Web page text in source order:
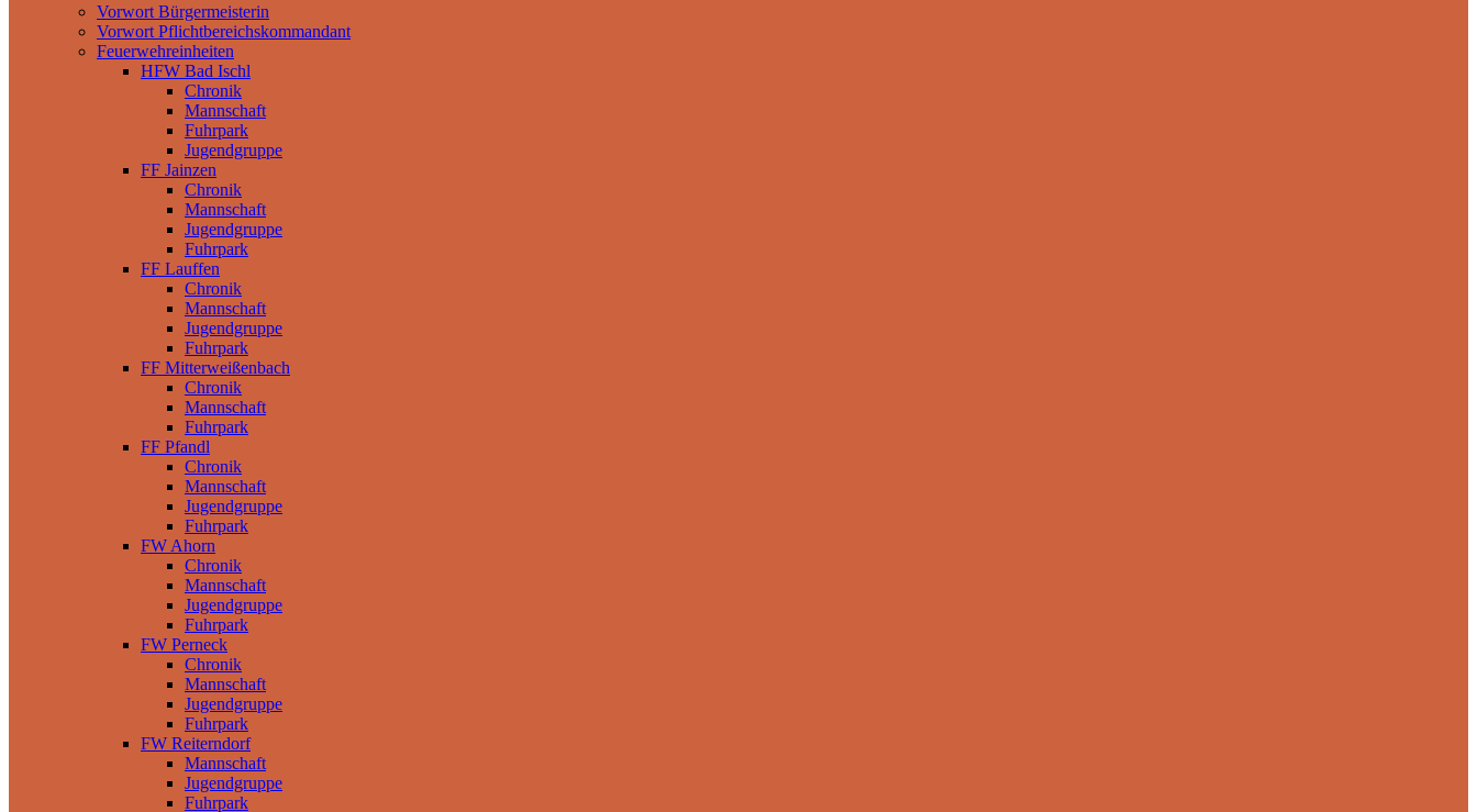
Vorwort Bürgermeisterin
Vorwort Pflichtbereichskommandant
Feuerwehreinheiten
HFW Bad Ischl
Chronik
Mannschaft
Fuhrpark
Jugendgruppe
FF Jainzen
Chronik
Mannschaft
Jugendgruppe
Fuhrpark
FF Lauffen
Chronik
Mannschaft
Jugendgruppe
Fuhrpark
FF Mitterweißenbach
Chronik
Mannschaft
Fuhrpark
FF Pfandl
Chronik
Mannschaft
Jugendgruppe
Fuhrpark
FW Ahorn
Chronik
Mannschaft
Jugendgruppe
Fuhrpark
FW Perneck
Chronik
Mannschaft
Jugendgruppe
Fuhrpark
FW Reiterndorf
Mannschaft
Jugendgruppe
Fuhrpark